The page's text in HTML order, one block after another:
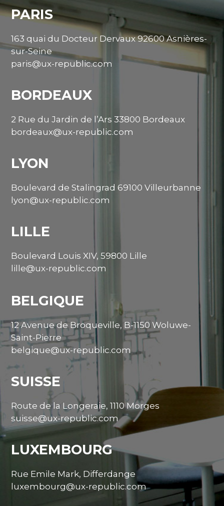
PARIS
163 quai du Docteur Dervaux 92600 Asnières-
sur-Seine
paris@ux-republic.com
BORDEAUX
2 Rue du Jardin de l’Ars 33800 Bordeaux
bordeaux@ux-republic.com
LYON
Boulevard de Stalingrad 69100 Villeurbanne
lyon@ux-republic.com
LILLE
Boulevard Louis XIV, 59800 Lille
lille@ux-republic.com
BELGIQUE
12 Avenue de Broqueville, B-1150 Woluwe-
Saint-Pierre
belgique@ux-republic.com
SUISSE
Route de la Longeraie, 1110 Morges
suisse@ux-republic.com
LUXEMBOURG
Rue Emile Mark, Differdange
luxembourg@ux-republic.com